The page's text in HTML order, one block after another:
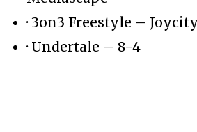
· 3on3 Freestyle –
· Undertale – 8-4